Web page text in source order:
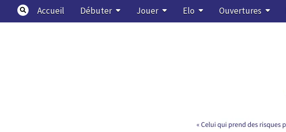
content
Accueil Débuter Jouer Elo Ouvertures